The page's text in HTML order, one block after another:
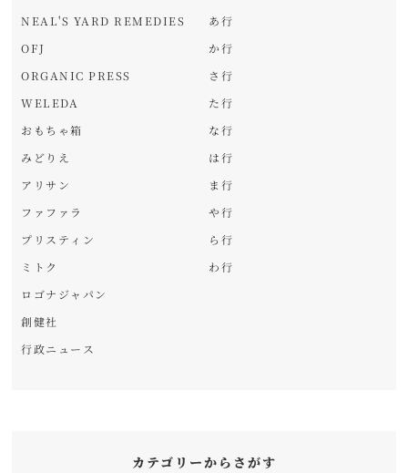
NEAL'S YARD REMEDIES
OFJ
ORGANIC PRESS
WELEDA
おもちゃ箱
みどりえ
アリサン
ファファラ
プリスティン
ミトク
ロゴナジャパン
創健社
行政ニュース
あ行
か行
さ行
た行
な行
は行
ま行
や行
ら行
わ行
カテゴリーからさがす